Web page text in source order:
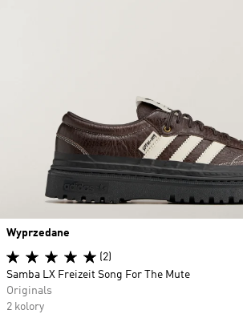
Wyprzedane
(2)
Samba LX Freizeit Song For The Mute
Originals
2 kolory